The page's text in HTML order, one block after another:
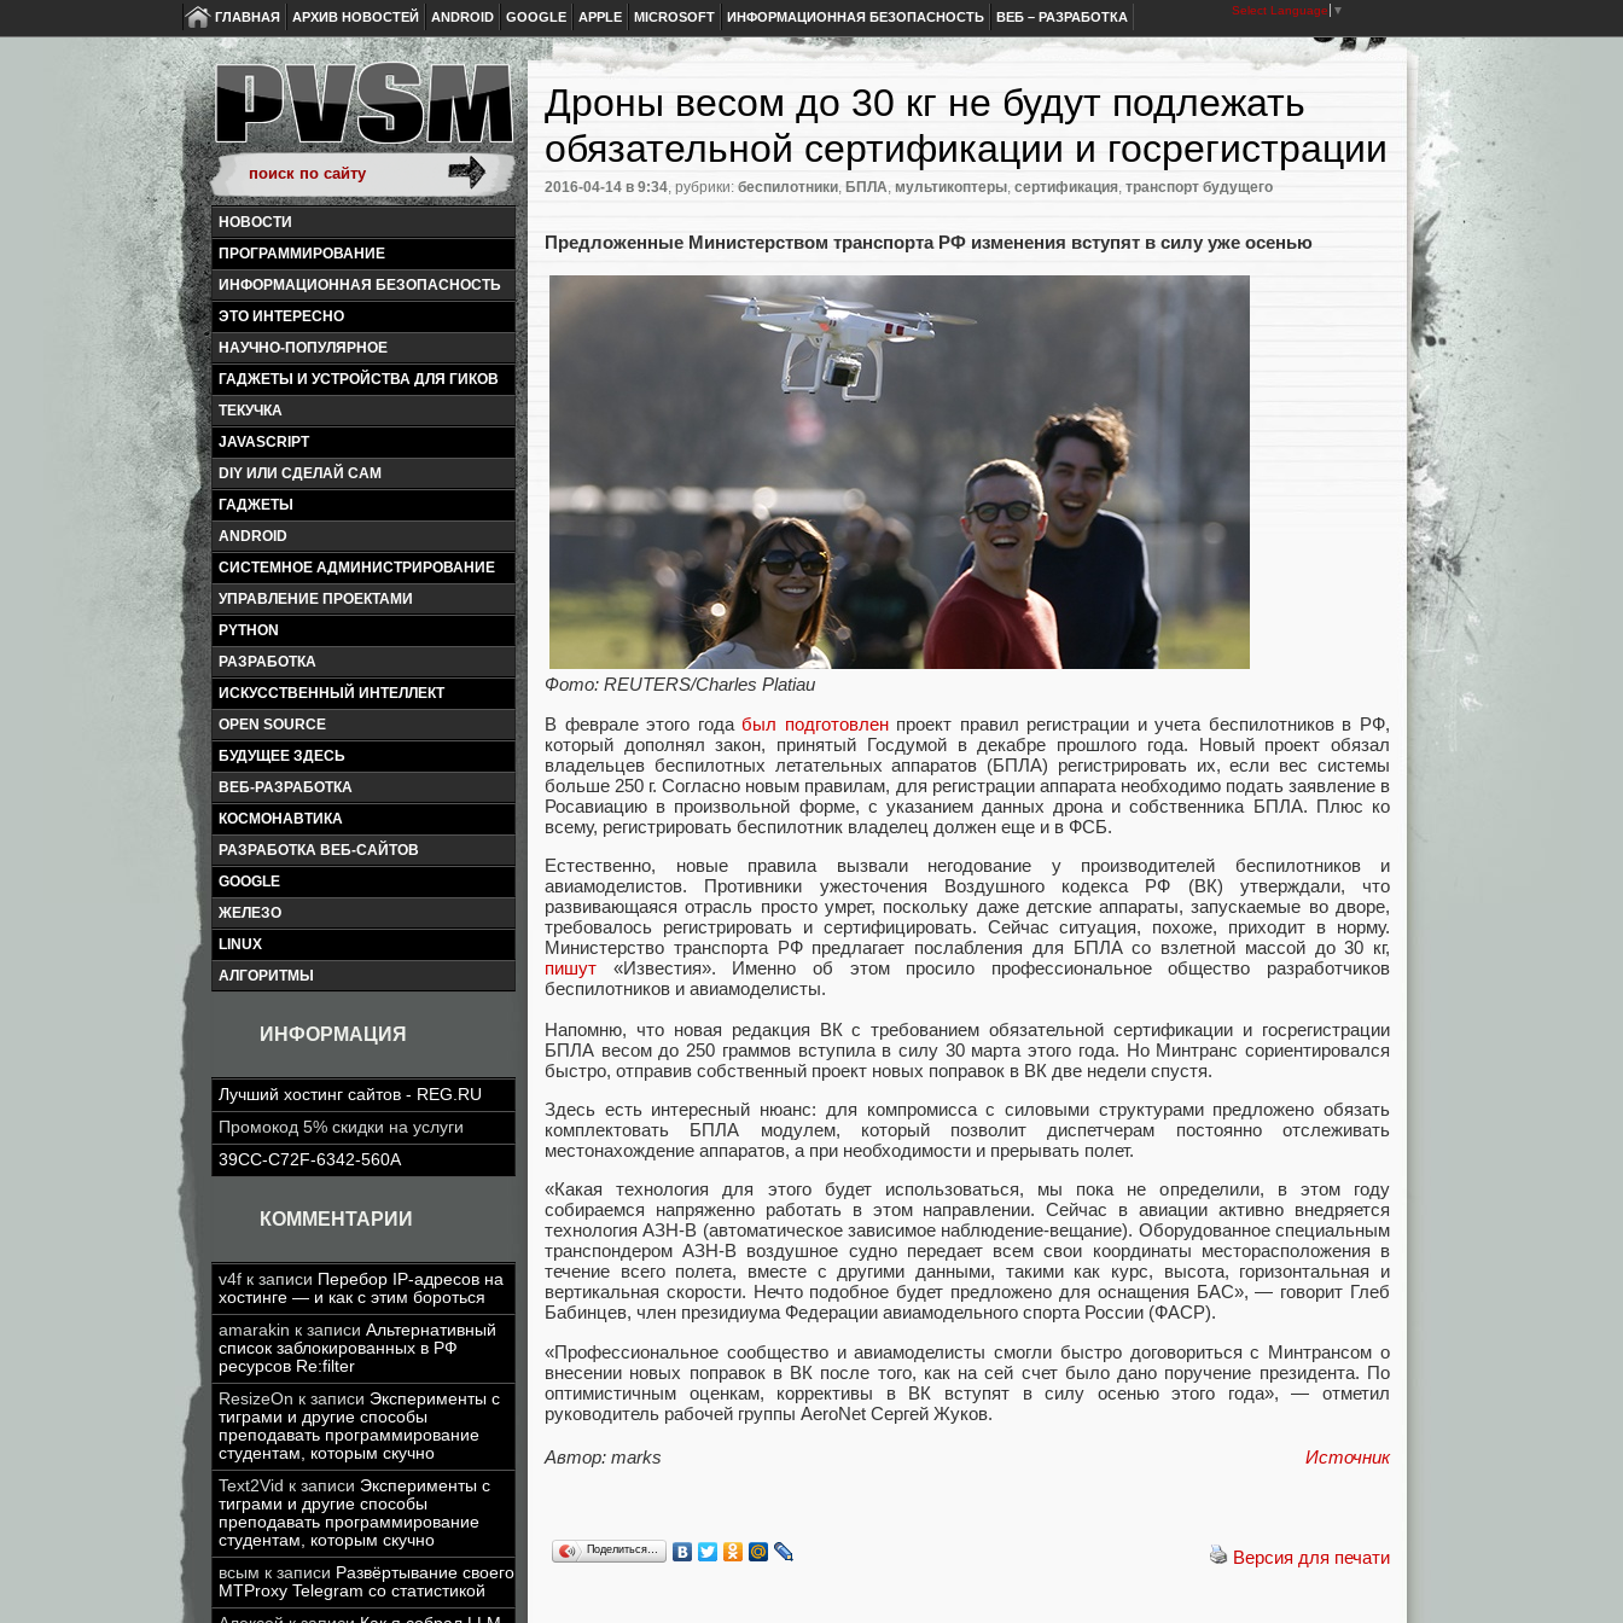
ГЛАВНАЯ АРХИВ НОВОСТЕЙ ANDROID GOOGLE APPLE MICROSOFT ИНФОРМАЦИОННАЯ БЕЗОПАСНОСТЬ ВЕБ – РАЗРАБОТКА Select Language ▼
НОВОСТИ
ПРОГРАММИРОВАНИЕ
ИНФОРМАЦИОННАЯ БЕЗОПАСНОСТЬ
ЭТО ИНТЕРЕСНО
НАУЧНО-ПОПУЛЯРНОЕ
ГАДЖЕТЫ И УСТРОЙСТВА ДЛЯ ГИКОВ
ТЕКУЧКА
JAVASCRIPT
DIY ИЛИ СДЕЛАЙ САМ
ГАДЖЕТЫ
ANDROID
СИСТЕМНОЕ АДМИНИСТРИРОВАНИЕ
УПРАВЛЕНИЕ ПРОЕКТАМИ
PYTHON
РАЗРАБОТКА
ИСКУССТВЕННЫЙ ИНТЕЛЛЕКТ
OPEN SOURCE
БУДУЩЕЕ ЗДЕСЬ
ВЕБ-РАЗРАБОТКА
КОСМОНАВТИКА
РАЗРАБОТКА ВЕБ-САЙТОВ
GOOGLE
ЖЕЛЕЗО
LINUX
АЛГОРИТМЫ
ИНФОРМАЦИЯ
Лучший хостинг сайтов - REG.RU
Промокод 5% скидки на услуги
39CC-C72F-6342-560A
КОММЕНТАРИИ
v4f к записи Перебор IP-адресов на
хостинге — и как с этим бороться
amarakin к записи Альтернативный
список заблокированных в РФ
ресурсов Re:filter
ResizeOn к записи Эксперименты с
тиграми и другие способы
преподавать программирование
студентам, которым скучно
Text2Vid к записи Эксперименты с
тиграми и другие способы
преподавать программирование
студентам, которым скучно
всым к записи Развёртывание своего
MTProxy Telegram со статистикой
Дроны весом до 30 кг не будут подлежать
обязательной сертификации и госрегистрации
2016-04-14 в 9:34, рубрики: беспилотники, БПЛА, мультикоптеры, сертификация, транспорт будущего
Предложенные Министерством транспорта РФ изменения вступят в силу уже осенью
Фото: REUTERS/Charles Platiau
В феврале этого годабыл подготовленпроект правил регистрации и учета беспилотников в РФ,
который дополнял закон, принятый Госдумой в декабре прошлого года. Новый проект обязал
владельцев беспилотных летательных аппаратов (БПЛА) регистрировать их, если вес системы
больше 250 г. Согласно новым правилам, для регистрации аппарата необходимо подать заявление в
Росавиацию в произвольной форме, с указанием данных дрона и собственника БПЛА. Плюс ко
всему, регистрировать беспилотник владелец должен еще и в ФСБ.
Естественно, новые правила вызвали негодование у производителей беспилотников и
авиамоделистов. Противники ужесточения Воздушного кодекса РФ (ВК) утверждали, что
развивающаяся отрасль просто умрет, поскольку даже детские аппараты, запускаемые во дворе,
требовалось регистрировать и сертифицировать. Сейчас ситуация, похоже, приходит в норму.
Министерство транспорта РФ предлагает послабления для БПЛА со взлетной массой до 30 кг,
пишут «Известия». Именно об этом просило профессиональное общество разработчиков
беспилотников и авиамоделисты.
Напомню, что новая редакция ВК с требованием обязательной сертификации и госрегистрации
БПЛА весом до 250 граммов вступила в силу 30 марта этого года. Но Минтранс сориентировался
быстро, отправив собственный проект новых поправок в ВК две недели спустя.
Здесь есть интересный нюанс: для компромисса с силовыми структурами предложено обязать
комплектовать БПЛА модулем, который позволит диспетчерам постоянно отслеживать
местонахождение аппаратов, а при необходимости и прерывать полет.
«Какая технология для этого будет использоваться, мы пока не определили, в этом году
собираемся напряженно работать в этом направлении. Сейчас в авиации активно внедряется
технология АЗН-В (автоматическое зависимое наблюдение-вещание). Оборудованное специальным
транспондером АЗН-В воздушное судно передает всем свои координаты месторасположения в
течение всего полета, вместе с другими данными, такими как курс, высота, горизонтальная и
вертикальная скорости. Нечто подобное будет предложено для оснащения БАС», — говорит Глеб
Бабинцев, член президиума Федерации авиамодельного спорта России (ФАСР).
«Профессиональное сообщество и авиамоделисты смогли быстро договориться с Минтрансом о
внесении новых поправок в ВК после того, как на сей счет было дано поручение президента. По
оптимистичным оценкам, коррективы в ВК вступят в силу осенью этого года», — отметил
руководитель рабочей группы AeroNet Сергей Жуков.
Автор: marks Источник
Версия для печати
Поделиться…